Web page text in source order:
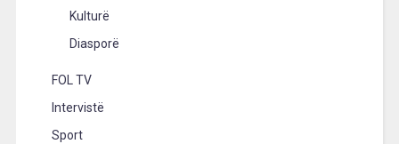
Kulturë
Diasporë
FOL TV
Intervistë
Sport